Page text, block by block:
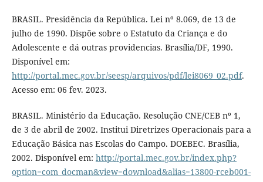
BRASIL. Presidência da República. Lei nº 8.069, de 13 de
julho de 1990. Dispõe sobre o Estatuto da Criança e do
Adolescente e dá outras providencias. Brasília/DF, 1990.
Disponível em:
http://portal.mec.gov.br/seesp/arquivos/pdf/lei8069_02.pdf.
Acesso em: 06 fev. 2023.
BRASIL. Ministério da Educação. Resolução CNE/CEB nº 1,
de 3 de abril de 2002. Institui Diretrizes Operacionais para a
Educação Básica nas Escolas do Campo. DOEBEC. Brasília,
2002. Disponível em: http://portal.mec.gov.br/index.php?
option=com_docman&view=download&alias=13800-rceb001-